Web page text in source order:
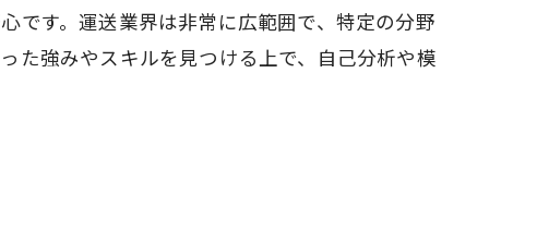
です。運送業界は非常に広範囲で、特定の分野
た強みやスキルを見つける上で、自己分析や模